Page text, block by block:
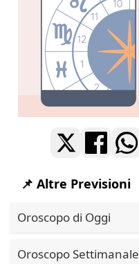
📌 Altre Previsioni
Oroscopo di Oggi
Oroscopo Settimanale